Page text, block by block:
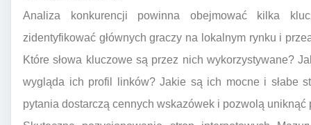
Analiza konkurencji powinna obejmować kilka
zidentyfikować głównych graczy na lokalnym rynku i
Które słowa kluczowe są przez nich wykorzystywane?
wygląda ich profil linków? Jakie są ich mocne i słabe
pytania dostarczą cennych wskazówek i pozwolą uniknąć